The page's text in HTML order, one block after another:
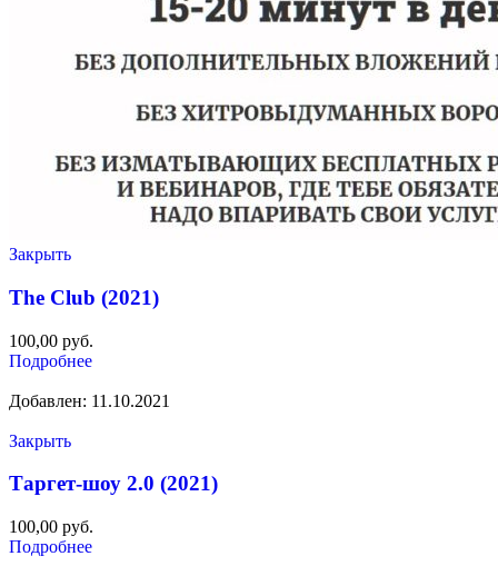
Закрыть
The Club (2021)
100,00 руб.
Подробнее
Добавлен: 11.10.2021
Закрыть
Таргет-шоу 2.0 (2021)
100,00 руб.
Подробнее